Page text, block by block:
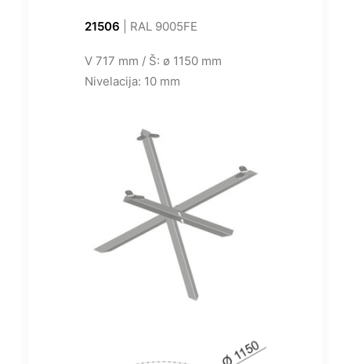
21506 | RAL 9005FE
V 717 mm / Š: ø 1150 mm
Nivelacija: 10 mm